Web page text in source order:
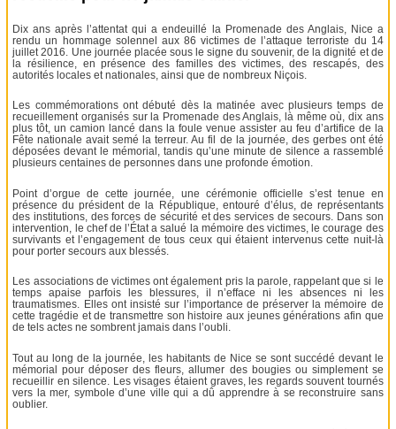
Dix ans après l’attentat qui a endeuillé la Promenade des Anglais, Nice a
rendu un hommage solennel aux 86 victimes de l’attaque terroriste du 14
juillet 2016. Une journée placée sous le signe du souvenir, de la dignité et de
la résilience, en présence des familles des victimes, des rescapés, des
autorités locales et nationales, ainsi que de nombreux Niçois.
Les commémorations ont débuté dès la matinée avec plusieurs temps de
recueillement organisés sur la Promenade des Anglais, là même où, dix ans
plus tôt, un camion lancé dans la foule venue assister au feu d’artifice de la
Fête nationale avait semé la terreur. Au fil de la journée, des gerbes ont été
déposées devant le mémorial, tandis qu’une minute de silence a rassemblé
plusieurs centaines de personnes dans une profonde émotion.
Point d’orgue de cette journée, une cérémonie officielle s’est tenue en
présence du président de la République, entouré d’élus, de représentants
des institutions, des forces de sécurité et des services de secours. Dans son
intervention, le chef de l’État a salué la mémoire des victimes, le courage des
survivants et l’engagement de tous ceux qui étaient intervenus cette nuit-là
pour porter secours aux blessés.
Les associations de victimes ont également pris la parole, rappelant que si le
temps apaise parfois les blessures, il n’efface ni les absences ni les
traumatismes. Elles ont insisté sur l’importance de préserver la mémoire de
cette tragédie et de transmettre son histoire aux jeunes générations afin que
de tels actes ne sombrent jamais dans l’oubli.
Tout au long de la journée, les habitants de Nice se sont succédé devant le
mémorial pour déposer des fleurs, allumer des bougies ou simplement se
recueillir en silence. Les visages étaient graves, les regards souvent tournés
vers la mer, symbole d’une ville qui a dû apprendre à se reconstruire sans
oublier.